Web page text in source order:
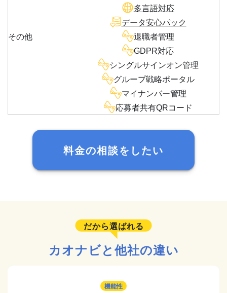
その他
多言語対応
データ安心パック
退職者管理
GDPR対応
シングルサインオン管理
グループ戦略ポータル
マイナンバー管理
応募者共有QRコード
料金の相談をしたい
だから選ばれる
カオナビと他社の違い
機能性